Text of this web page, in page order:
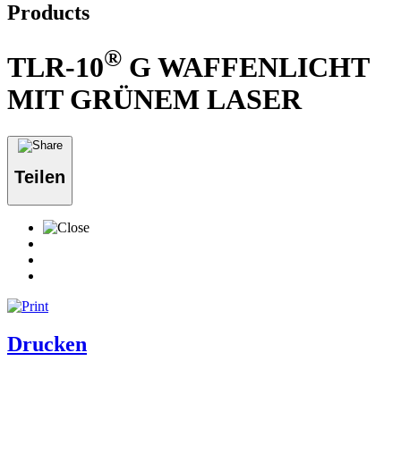
Products
TLR-10® G WAFFENLICHT
MIT GRÜNEM LASER
Teilen
Drucken